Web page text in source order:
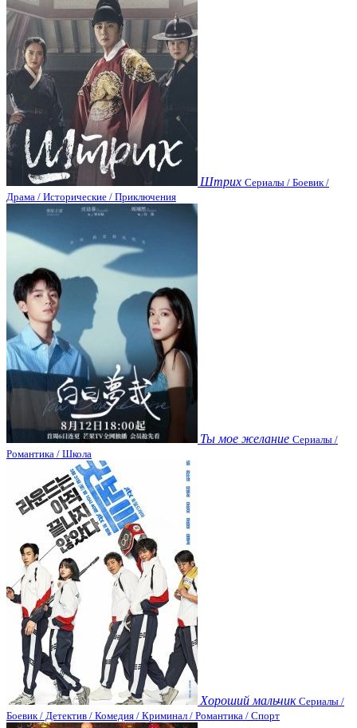
Штрих Сериалы / Боевик /
Драма / Исторические / Приключения
Ты мое желание Сериалы /
Романтика / Школа
Хороший мальчик Сериалы /
Боевик / Детектив / Комедия / Криминал / Романтика / Спорт